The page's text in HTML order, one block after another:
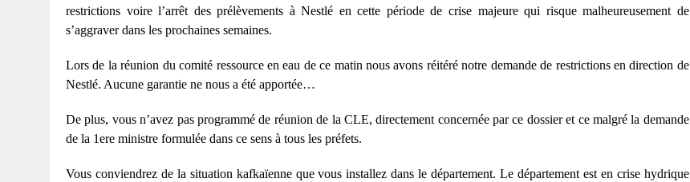
restrictions voire l’arrêt des prélèvements à Nestlé en cette période de crise majeure qui risque malheureusement de
s’aggraver dans les prochaines semaines.
Lors de la réunion du comité ressource en eau de ce matin nous avons réitéré notre demande de restrictions en direction de
Nestlé. Aucune garantie ne nous a été apportée…
De plus, vous n’avez pas programmé de réunion de la CLE, directement concernée par ce dossier et ce malgré la demande
de la 1ere ministre formulée dans ce sens à tous les préfets.
Vous conviendrez de la situation kafkaïenne que vous installez dans le département. Le département est en crise hydrique